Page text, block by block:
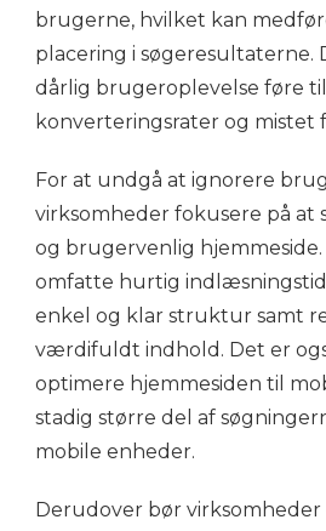
brugerne, hvilket kan
placering i søgeresultaterne.
dårlig brugeroplevelse føre
konverteringsrater og mistet
For at undgå at ignorere
virksomheder fokusere på at
og brugervenlig
omfatte hurtig
enkel og klar struktur samt
værdifuldt indhold. Det er
optimere hjemmesiden til
stadig større del af
mobile enheder.
Derudover bør virksomheder